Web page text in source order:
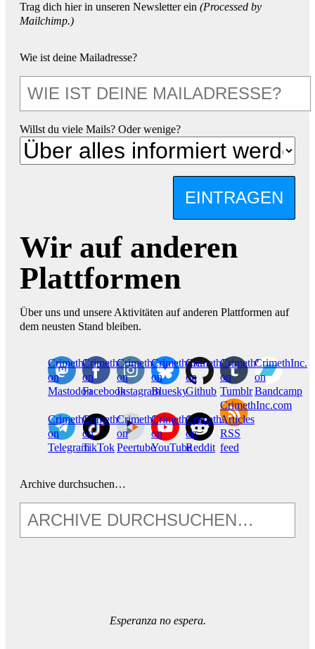
Trag dich hier in unseren Newsletter ein (Processed by
Mailchimp.)
Wie ist deine Mailadresse?
Willst du viele Mails? Oder wenige?
EINTRAGEN
Wir auf anderen
Plattformen
Über uns und unsere Aktivitäten auf anderen Plattformen auf
dem neusten Stand bleiben.
CrimethInc.
on
Mastodon
Crimethinc.
on
Facebook
Crimethinc.
on
Instagram
Crimethinc.
on
Bluesky
CrimethInc.
on
Github
CrimethInc.
on
Tumblr
CrimethInc.
on
Bandcamp
CrimethInc.
on
Telegram
Crimethinc.
on
TikTok
CrimethInc.
on
Peertube
CrimethInc.
on
YouTube
CrimethInc.
on
Reddit
CrimethInc.com
Articles
RSS
feed
Archive durchsuchen…
Esperanza no espera.